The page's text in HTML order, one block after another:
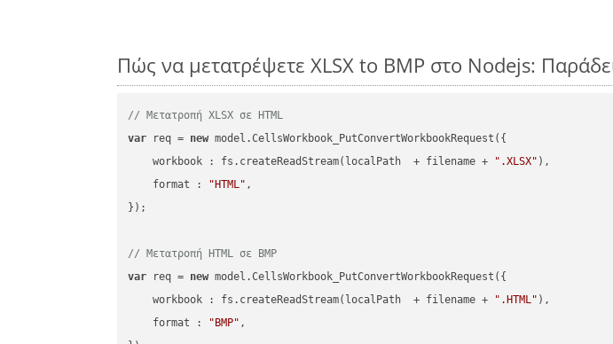
Πώς να μετατρέψετε XLSX to BMP στο Nodejs:
// Μετατροπή XLSX σε HTML
var req = new model.CellsWorkbook_PutConvertWorkbookRequest({
workbook : fs.createReadStream(localPath  + filename + ".XLSX" ),
format : "HTML" ,
});
// Μετατροπή HTML σε BMP
var req = new model.CellsWorkbook_PutConvertWorkbookRequest({
workbook : fs.createReadStream(localPath  + filename + ".HTML" ),
format : "BMP" ,